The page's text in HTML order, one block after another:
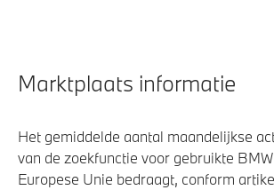
Marktplaats informatie
Het gemiddelde aantal maandelijkse
van de zoekfunctie voor gebruikte
Europese Unie bedraagt, conform